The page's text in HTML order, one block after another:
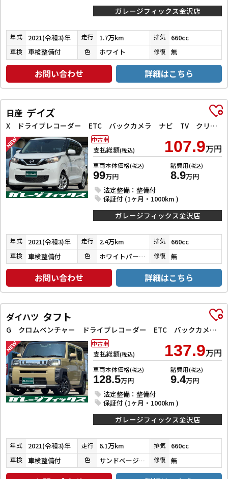
ガレージフィックス金沢店
年式 2021(令和3)年 走行 1.7万km 排気 660cc
車検 車検整備付 色 ホワイト 修復 無
お問い合わせ 詳細はこちら
日産 デイズ
X ドライブレコーダー ETC バックカメラ ナビ TV クリアランスソナー 衝突被害軽減システム オートライト スマートキー アイドリングストップ 電動格納ミラー ベンチシート CVT 盗難防止システム
支払総額(税込) 107.9万円
車両本体価格(税込)
99万円
諸費用(税込)
8.9万円
法定整備：整備付
保証付 (1ヶ月・1000km )
中古車
ガレージフィックス金沢店
年式 2021(令和3)年 走行 2.4万km 排気 660cc
車検 車検整備付 色 ホワイトパール３コートパール 修復 無
お問い合わせ 詳細はこちら
ダイハツ タフト
G クロムベンチャー ドライブレコーダー ETC バックカメラ ナビ TV クリアランスソナー 衝突被害軽減システム オートライト LEDヘッドランプ スマートキー アイドリングストップ 電動格納ミラー シートヒーター
支払総額(税込) 137.9万円
車両本体価格(税込)
128.5万円
諸費用(税込)
9.4万円
法定整備：整備付
保証付 (1ヶ月・1000km )
中古車
ガレージフィックス金沢店
年式 2021(令和3)年 走行 6.1万km 排気 660cc
車検 車検整備付 色 サンドベージュメタリック 修復 無